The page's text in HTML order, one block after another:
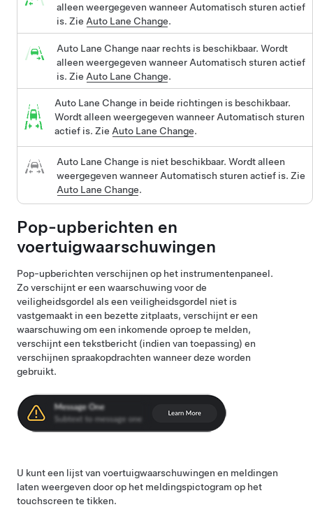
alleen weergegeven wanneer Automatisch sturen actief
is. Zie Auto Lane Change.
Auto Lane Change naar rechts is beschikbaar. Wordt
alleen weergegeven wanneer Automatisch sturen actief
is. Zie Auto Lane Change.
Auto Lane Change in beide richtingen is beschikbaar.
Wordt alleen weergegeven wanneer Automatisch sturen
actief is. ZieAuto Lane Change.
Auto Lane Change is niet beschikbaar. Wordt alleen
weergegeven wanneer Automatisch sturen actief is. Zie
Auto Lane Change.
Pop-upberichten en
voertuigwaarschuwingen
Pop-upberichten verschijnen op het instrumentenpaneel.
Zo verschijnt er een waarschuwing voor de
veiligheidsgordel als een veiligheidsgordel niet is
vastgemaakt in een bezette zitplaats, verschijnt er een
waarschuwing om een inkomende oproep te melden,
verschijnt een tekstbericht (indien van toepassing) en
verschijnen spraakopdrachten wanneer deze worden
gebruikt.
U kunt een lijst van voertuigwaarschuwingen en meldingen
laten weergeven door op het meldingspictogram op het
touchscreen te tikken.